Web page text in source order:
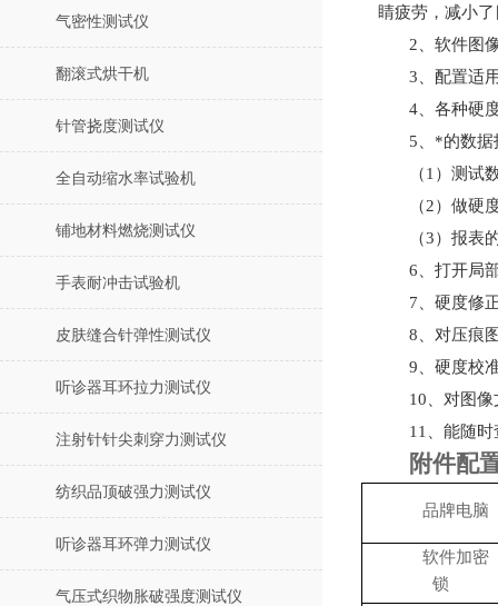
气密性测试仪
翻滚式烘干机
针管挠度测试仪
全自动缩水率试验机
铺地材料燃烧测试仪
手表耐冲击试验机
皮肤缝合针弹性测试仪
听诊器耳环拉力测试仪
注射针针尖刺穿力测试仪
纺织品顶破强力测试仪
听诊器耳环弹力测试仪
气压式织物胀破强度测试仪
睛疲劳，减小
2、软件图
3、配置适
4、各种硬
5、*的数据
（1）测试
（2）做硬
（3）报表
6、打开局
7、硬度修
8、对压痕
9、硬度校
10、对图
11、能随
附件配
品牌电脑
软件加密
锁